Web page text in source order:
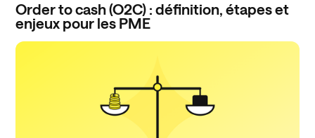
Order to cash (O2C) : définition, étapes et
enjeux pour les PME